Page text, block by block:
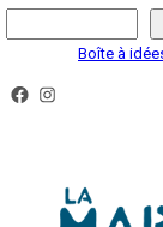
Boîte à
L’ACCUEIL DE
ENFANTS DE 3